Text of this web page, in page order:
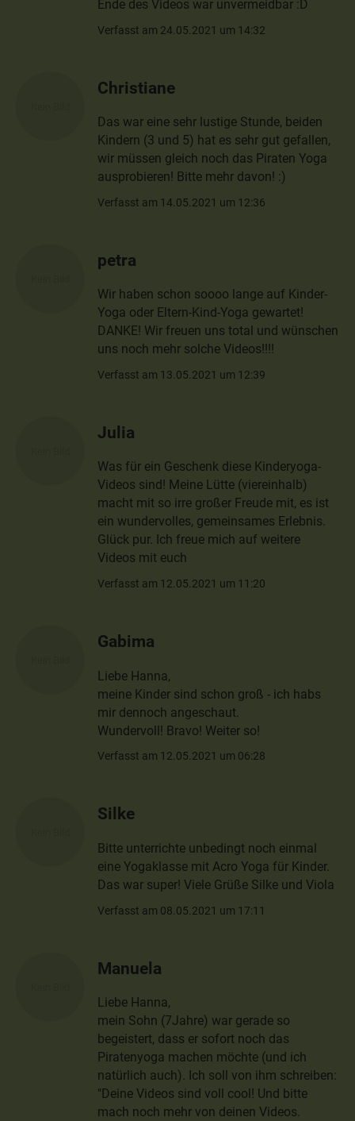
Ende des Videos war unvermeidbar :D
Verfasst am 24.05.2021 um 14:32
Christiane
Das war eine sehr lustige Stunde, beiden
Kindern (3 und 5) hat es sehr gut gefallen,
wir müssen gleich noch das Piraten Yoga
ausprobieren! Bitte mehr davon! :)
Verfasst am 14.05.2021 um 12:36
petra
Wir haben schon soooo lange auf Kinder-
Yoga oder Eltern-Kind-Yoga gewartet!
DANKE! Wir freuen uns total und wünschen
uns noch mehr solche Videos!!!!
Verfasst am 13.05.2021 um 12:39
Julia
Was für ein Geschenk diese Kinderyoga-
Videos sind! Meine Lütte (viereinhalb)
macht mit so irre großer Freude mit, es ist
ein wundervolles, gemeinsames Erlebnis.
Glück pur. Ich freue mich auf weitere
Videos mit euch
Verfasst am 12.05.2021 um 11:20
Gabima
Liebe Hanna,
meine Kinder sind schon groß - ich habs
mir dennoch angeschaut.
Wundervoll! Bravo! Weiter so!
Verfasst am 12.05.2021 um 06:28
Silke
Bitte unterrichte unbedingt noch einmal
eine Yogaklasse mit Acro Yoga für Kinder.
Das war super! Viele Grüße Silke und Viola
Verfasst am 08.05.2021 um 17:11
Manuela
Liebe Hanna,
mein Sohn (7Jahre) war gerade so
begeistert, dass er sofort noch das
Piratenyoga machen möchte (und ich
natürlich auch). Ich soll von ihm schreiben:
"Deine Videos sind voll cool! Und bitte
mach noch mehr von deinen Videos.